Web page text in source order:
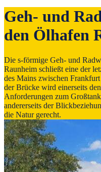
Geh- und
den Öl­hafen
Die s-förmige Geh- und
Raunheim schließt eine der
des Mains zwischen
der Brücke wird einerseits
Anforderungen zum
andererseits der
die Natur gerecht.